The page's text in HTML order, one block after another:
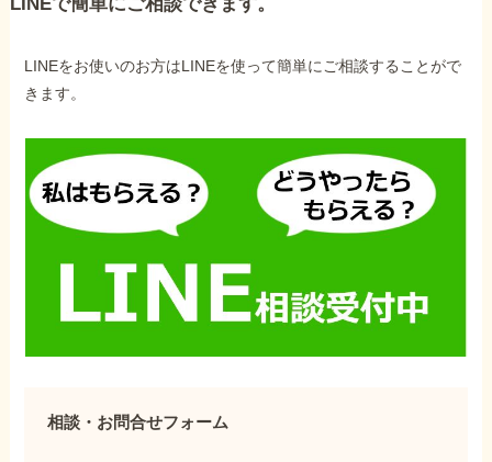
LINEをお使いのお方はLINEを使って簡単にご相談することがで
きます。
相談・お問合せフォーム